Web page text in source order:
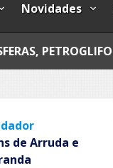
Novidades
Y CALZADAS
de Arruda e